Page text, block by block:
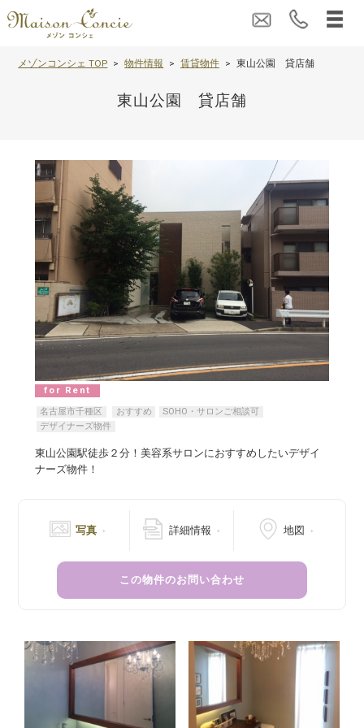
メゾンコンシェ TOP 物件情報 賃貸物件 東山公園 貸店舗
東山公園 貸店舗
for Rent
名古屋市千種区
おすすめ
SOHO・サロンご相談可
デザイナーズ物件
東山公園駅徒歩２分！美容系サロンにおすすめしたいデザイ
ナーズ物件！
写真 詳細情報 地図
この物件のお問い合わせ